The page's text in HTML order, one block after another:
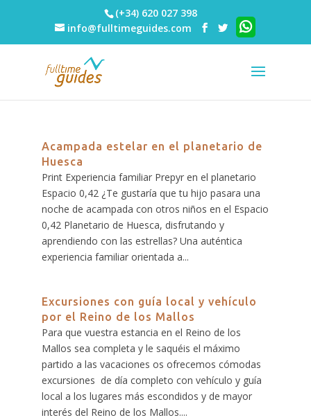
(+34) 620 027 398
info@fulltimeguides.com
Acampada estelar en el planetario de
Huesca
Print Experiencia familiar Prepyr en el planetario
Espacio 0,42 ¿Te gustaría que tu hijo pasara una
noche de acampada con otros niños en el Espacio
0,42 Planetario de Huesca, disfrutando y
aprendiendo con las estrellas? Una auténtica
experiencia familiar orientada a...
Excursiones con guía local y vehículo
por el Reino de los Mallos
Para que vuestra estancia en el Reino de los
Mallos sea completa y le saquéis el máximo
partido a las vacaciones os ofrecemos cómodas
excursiones de día completo con vehículo y guía
local a los lugares más escondidos y de mayor
interés del Reino de los Mallos....